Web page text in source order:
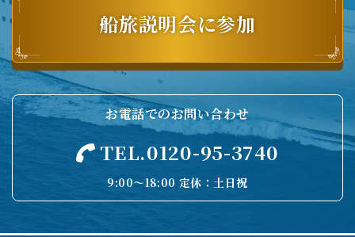
船旅説明会に参加
お電話でのお問い合わせ
TEL.0120-95-3740
9:00〜18:00 定休：土日祝